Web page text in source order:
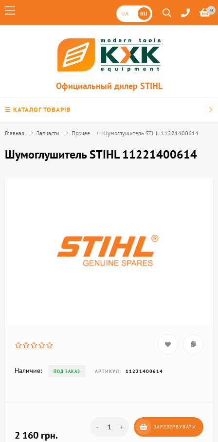
UA RU 0
Официальный дилер STIHL
КАТАЛОГ ТОВАРІВ
Главная Запчасти Прочее Шумоглушитель STIHL 11221400614
Шумоглушитель STIHL 11221400614
Наличие: ПОД ЗАКАЗ АРТИКУЛ: 11221400614
2 160 грн.
- + ЗАРЕЗЕРВУВАТИ